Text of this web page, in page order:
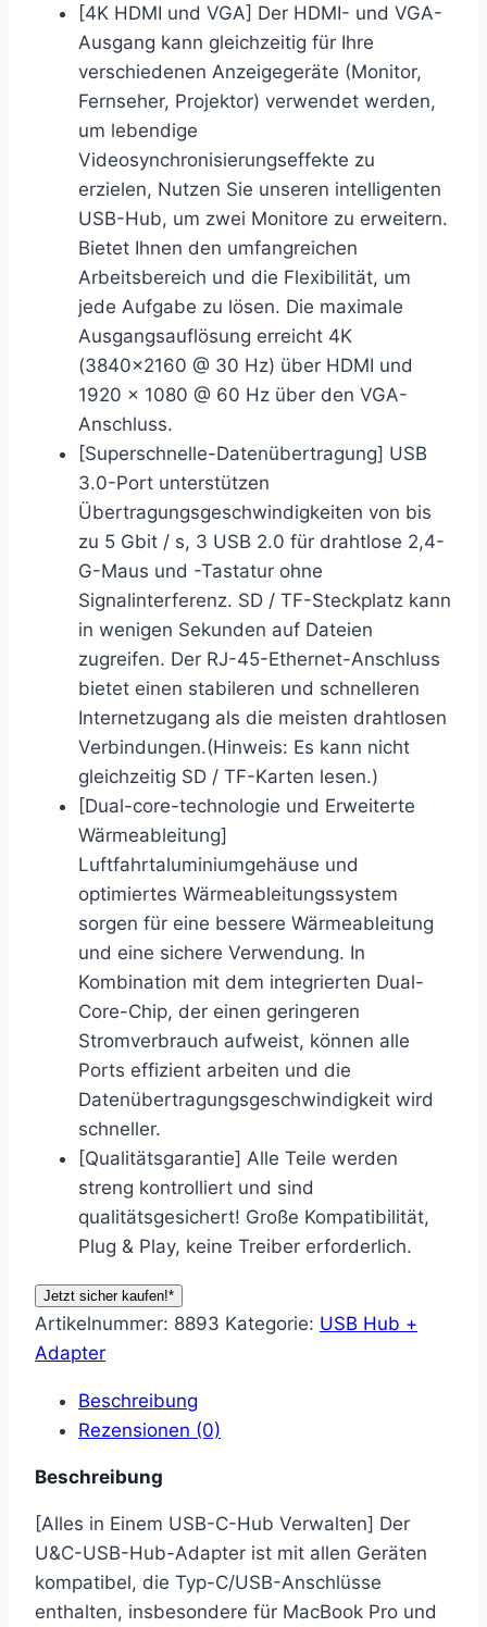
[4K HDMI und VGA] Der HDMI- und VGA-
Ausgang kann gleichzeitig für Ihre
verschiedenen Anzeigegeräte (Monitor,
Fernseher, Projektor) verwendet werden,
um lebendige
Videosynchronisierungseffekte zu
erzielen, Nutzen Sie unseren intelligenten
USB-Hub, um zwei Monitore zu erweitern.
Bietet Ihnen den umfangreichen
Arbeitsbereich und die Flexibilität, um
jede Aufgabe zu lösen. Die maximale
Ausgangsauflösung erreicht 4K
(3840×2160 @ 30 Hz) über HDMI und
1920 x 1080 @ 60 Hz über den VGA-
Anschluss.
[Superschnelle-Datenübertragung] USB
3.0-Port unterstützen
Übertragungsgeschwindigkeiten von bis
zu 5 Gbit / s, 3 USB 2.0 für drahtlose 2,4-
G-Maus und -Tastatur ohne
Signalinterferenz. SD / TF-Steckplatz kann
in wenigen Sekunden auf Dateien
zugreifen. Der RJ-45-Ethernet-Anschluss
bietet einen stabileren und schnelleren
Internetzugang als die meisten drahtlosen
Verbindungen.(Hinweis: Es kann nicht
gleichzeitig SD / TF-Karten lesen.)
[Dual-core-technologie und Erweiterte
Wärmeableitung]
Luftfahrtaluminiumgehäuse und
optimiertes Wärmeableitungssystem
sorgen für eine bessere Wärmeableitung
und eine sichere Verwendung. In
Kombination mit dem integrierten Dual-
Core-Chip, der einen geringeren
Stromverbrauch aufweist, können alle
Ports effizient arbeiten und die
Datenübertragungsgeschwindigkeit wird
schneller.
[Qualitätsgarantie] Alle Teile werden
streng kontrolliert und sind
qualitätsgesichert! Große Kompatibilität,
Plug & Play, keine Treiber erforderlich.
Jetzt sicher kaufen!*
Artikelnummer: 8893 Kategorie: USB Hub +
Adapter
Beschreibung
Rezensionen (0)
Beschreibung
[Alles in Einem USB-C-Hub Verwalten] Der
U&C-USB-Hub-Adapter ist mit allen Geräten
kompatibel, die Typ-C/USB-Anschlüsse
enthalten, insbesondere für MacBook Pro und